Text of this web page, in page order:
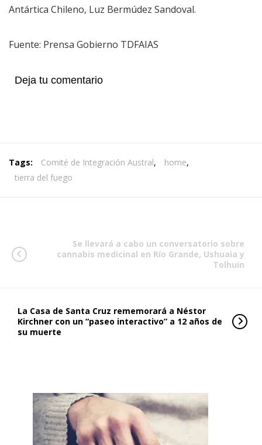
Antártica Chileno, Luz Bermúdez Sandoval.
Fuente: Prensa Gobierno TDFAIAS
Deja tu comentario
Tags: Comité de Integración Austral, home,
tierra del fuego
Se llevará a cabo un conversatorio sobre
cannabis medicinal en Río Grande, Ushuaia y
Tolhuin
La Casa de Santa Cruz rememorará a Néstor
Kirchner con un “paseo interactivo” a 12 años de
su muerte